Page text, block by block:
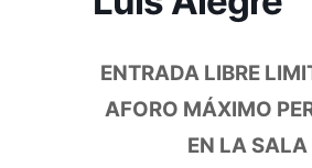
ENTRADA LIBRE
AFORO MÁXIMO
EN LA SALA